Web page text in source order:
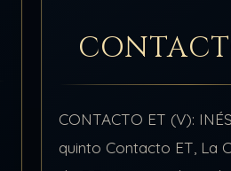
CONTACTO ET (V):
quinto Contacto ET, La